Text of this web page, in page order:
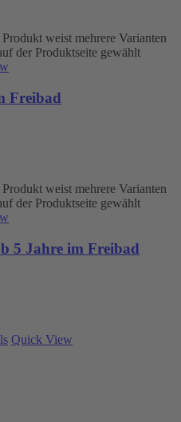
Produkt weist mehrere Varianten
der Produktseite gewählt
Freibad
Produkt weist mehrere Varianten
der Produktseite gewählt
5 Jahre im Freibad
Quick View